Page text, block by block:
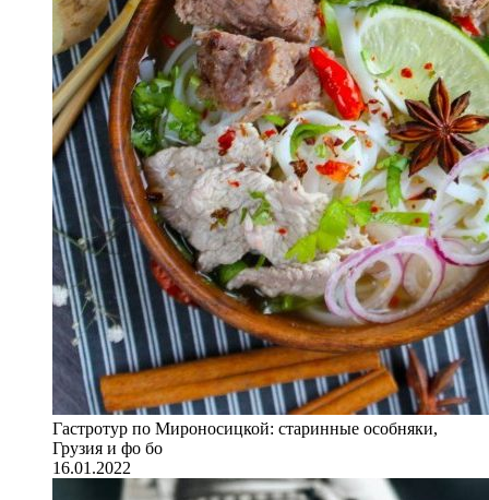
Гастротур по Мироносицкой: старинные особняки,
Грузия и фо бо
16.01.2022